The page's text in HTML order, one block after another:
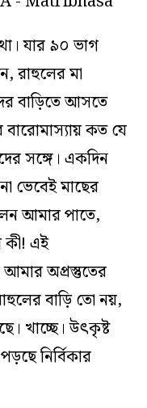
যার ৯০ ভাগ
রাহুলের মা
বাড়িতে আসতে
কত যে
সঙ্গে। একদিন
ভেবেই মাছের
আমার পাতে,
কী! এই
অপ্রস্তুতের
বাড়ি তো নয়,
খাচ্ছে। উৎকৃষ্ট
নির্বিকার